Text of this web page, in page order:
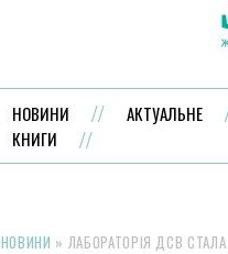
НОВИНИ АКТУАЛЬНЕ
КНИГИ
НОВИНИ » ЛАБОРАТОРІЯ ДСВ